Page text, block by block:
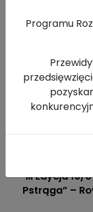
III Edycja 16/
Pstrąga” –
Programu